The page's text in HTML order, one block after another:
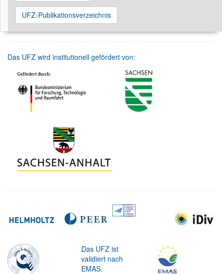
UFZ-Publikationsverzeichnis
Das UFZ wird institutionell gefördert von:
Das UFZ ist
validiert nach
EMAS.